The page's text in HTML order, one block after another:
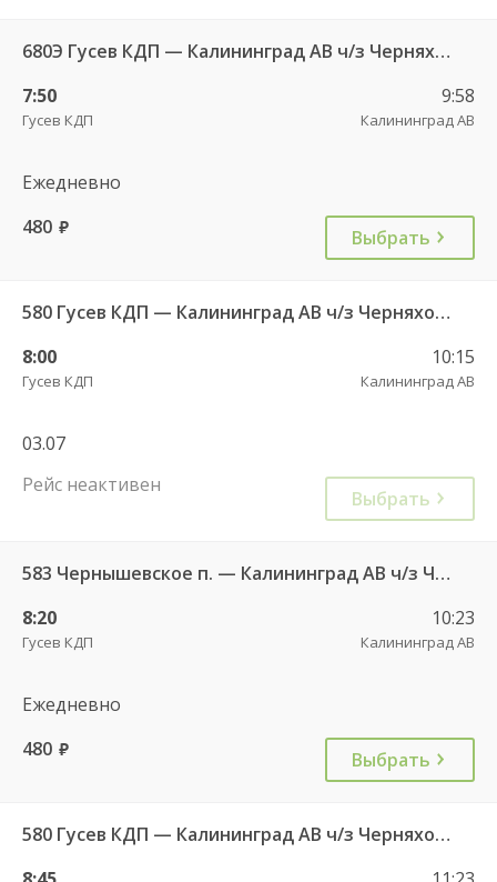
680Э Гусев КДП — Калининград АВ ч/з Черняховск АС
7:50
Гусев КДП
9:58
Калининград АВ
Ежедневно
480 руб. Выбрать
580 Гусев КДП — Калининград АВ ч/з Черняховск АС
8:00
Гусев КДП
10:15
Калининград АВ
03.07
Рейс неактивен
Выбрать
583 Чернышевское п. — Калининград АВ ч/з Черняховск АС
8:20
Гусев КДП
10:23
Калининград АВ
Ежедневно
480 руб. Выбрать
580 Гусев КДП — Калининград АВ ч/з Черняховск АС